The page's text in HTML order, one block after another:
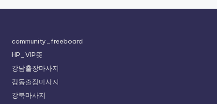
community_freeboard
HP_VIP뜻
강남출장마사지
강동출장마사지
강북마사지